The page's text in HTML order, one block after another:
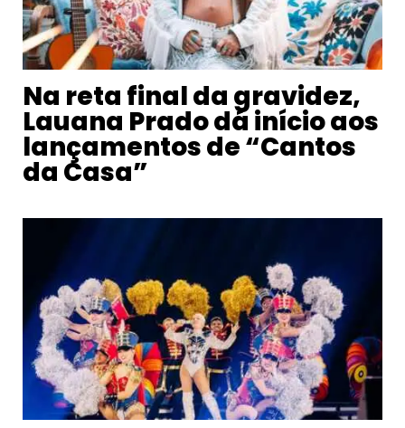
Na reta final da gravidez,
Lauana Prado dá início aos
lançamentos de “Cantos
da Casa”